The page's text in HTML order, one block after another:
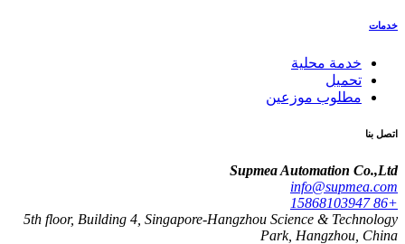
خدمات
خدمة محلية
تحميل
مطلوب موزعين
اتصل بنا
Supmea Automation Co.,Ltd
info@supmea.com
+86 15868103947
5th floor, Building 4, Singapore-Hangzhou Science & Technology
Park, Hangzhou, China